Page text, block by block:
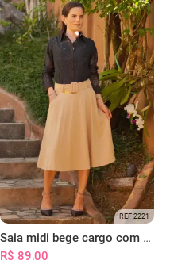
REF 2221
Saia midi bege cargo com bolsos
R$ 89,00